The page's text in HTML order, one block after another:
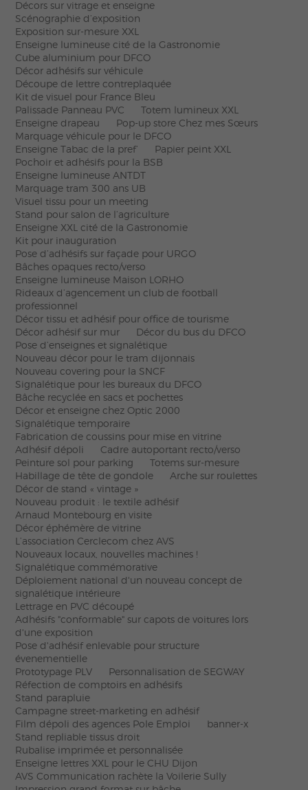
Décors sur vitrage et enseigne
Scénographie d’exposition
Exposition sur-mesure XXL
Enseigne lumineuse cité de la Gastronomie
Cube aluminium pour DFCO
Décor adhésifs sur véhicule
Découpe de lettre contreplaquée
Kit de visuel pour France Bleu
Palissade Panneau PVC
Totem lumineux XXL
Enseigne drapeau
Pop-up store Chez mes Sœurs
Marquage véhicule pour le DFCO
Enseigne Tabac de la pref’
Papier peint XXL
Pochoir et adhésifs pour la BSB
Enseigne lumineuse ANTDT
Marquage tram 300 ans UB
Visuel tissu pour un meeting
Stand pour salon de l’agriculture
Enseigne XXL cité de la Gastronomie
Kit pour inauguration
Pose d’adhésifs sur façade pour URGO
Bâches opaques recto/verso
Enseigne lumineuse Maison LORHO
Rideaux d’agencement un club de football
professionnel
Décor tissu et adhésif pour office de tourisme
Décor adhésif sur mur
Décor du bus du DFCO
Pose d’enseignes et signalétique
Nouveau décor pour le tram dijonnais
Nouveau covering pour la SNCF
Signalétique pour les bureaux du DFCO
Bâche recyclée en sacs et pochettes
Décor et enseigne chez Optic 2000
Signalétique temporaire
Fabrication de coussins pour mise en vitrine
Adhésif dépoli
Cadre autoportant recto/verso
Peinture sol pour parking
Totems sur-mesure
Habillage de tête de gondole
Arche sur roulettes
Décor de stand « vintage »
Nouveau produit : le textile adhésif
Arnaud Montebourg en visite
Décor éphémère de vitrine
L’association Cerclecom chez AVS
Nouveaux locaux, nouvelles machines !
Signalétique commémorative
Déploiement national d'un nouveau concept de
signalétique intérieure
Lettrage en PVC découpé
Adhésifs "conformable" sur capots de voitures lors
d'une exposition
Pose d'adhésif enlevable pour structure
évenementielle
Prototypage PLV
Personnalisation de SEGWAY
Réfection de comptoirs en adhésifs
Stand parapluie
Campagne street-marketing en adhésif
Film dépoli des agences Pole Emploi
banner-x
Stand repliable tissus droit
Rubalise imprimée et personnalisée
Enseigne lettres XXL pour le CHU Dijon
AVS Communication rachète la Voilerie Sully